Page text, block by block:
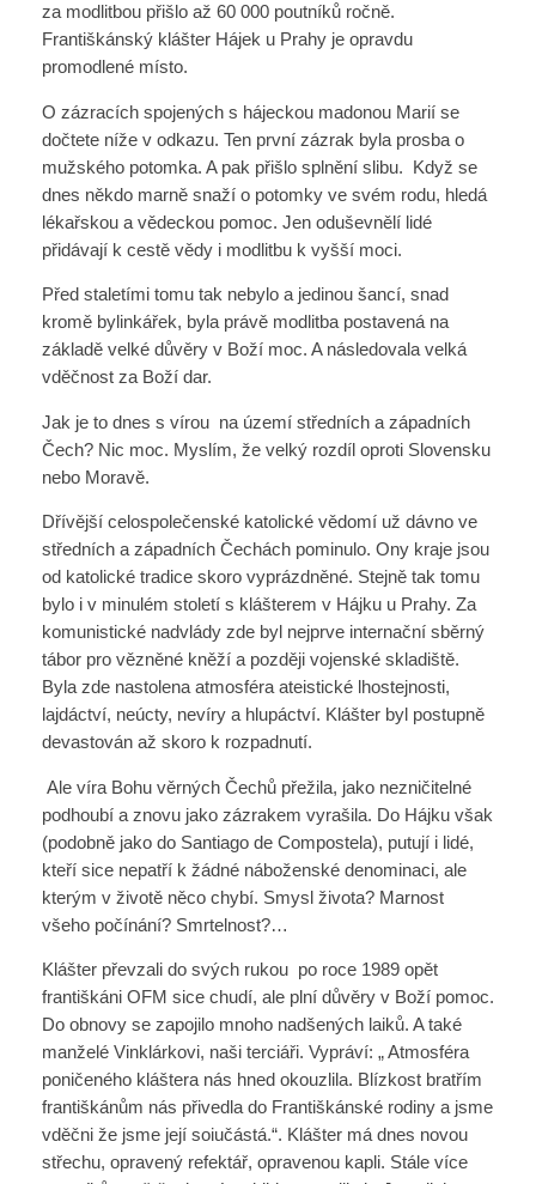
za modlitbou přišlo až 60 000 poutníků ročně.
Františkánský klášter Hájek u Prahy je opravdu
promodlené místo.
O zázracích spojených s hájeckou madonou Marií se
dočtete níže v odkazu. Ten první zázrak byla prosba o
mužského potomka. A pak přišlo splnění slibu. Když se
dnes někdo marně snaží o potomky ve svém rodu, hledá
lékařskou a vědeckou pomoc. Jen oduševnělí lidé
přidávají k cestě vědy i modlitbu k vyšší moci.
Před staletími tomu tak nebylo a jedinou šancí, snad
kromě bylinkářek, byla právě modlitba postavená na
základě velké důvěry v Boží moc. A následovala velká
vděčnost za Boží dar.
Jak je to dnes s vírou na území středních a západních
Čech? Nic moc. Myslím, že velký rozdíl oproti Slovensku
nebo Moravě.
Dřívější celospolečenské katolické vědomí už dávno ve
středních a západních Čechách pominulo. Ony kraje jsou
od katolické tradice skoro vyprázdněné. Stejně tak tomu
bylo i v minulém století s klášterem v Hájku u Prahy. Za
komunistické nadvlády zde byl nejprve internační sběrný
tábor pro vězněné kněží a později vojenské skladiště.
Byla zde nastolena atmosféra ateistické lhostejnosti,
lajdáctví, neúcty, nevíry a hlupáctví. Klášter byl postupně
devastován až skoro k rozpadnutí.
Ale víra Bohu věrných Čechů přežila, jako nezničitelné
podhoubí a znovu jako zázrakem vyrašila. Do Hájku však
(podobně jako do Santiago de Compostela), putují i lidé,
kteří sice nepatří k žádné náboženské denominaci, ale
kterým v životě něco chybí. Smysl života? Marnost
všeho počínání? Smrtelnost?…
Klášter převzali do svých rukou po roce 1989 opět
františkáni OFM sice chudí, ale plní důvěry v Boží pomoc.
Do obnovy se zapojilo mnoho nadšených laiků. A také
manželé Vinklárkovi, naši terciáři. Vypráví: „ Atmosféra
poničeného kláštera nás hned okouzlila. Blízkost bratřím
františkánům nás přivedla do Františkánské rodiny a jsme
vděčni že jsme její soiučástá.“. Klášter má dnes novou
střechu, opravený refektář, opravenou kapli. Stále více